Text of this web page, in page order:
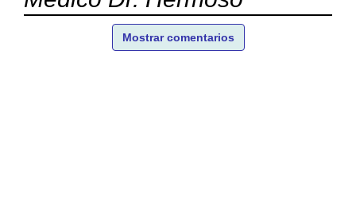
Mostrar comentarios